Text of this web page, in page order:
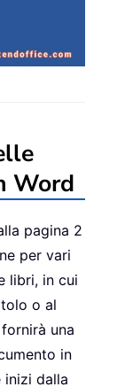
Word
pagina 2
per vari
libri, in cui
o al
una
in
inizi dalla